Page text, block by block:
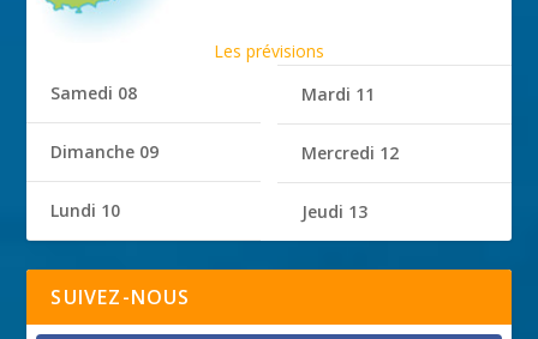
Les prévisions
Samedi 08
Dimanche 09
Lundi 10
Mardi 11
Mercredi 12
Jeudi 13
SUIVEZ-NOUS